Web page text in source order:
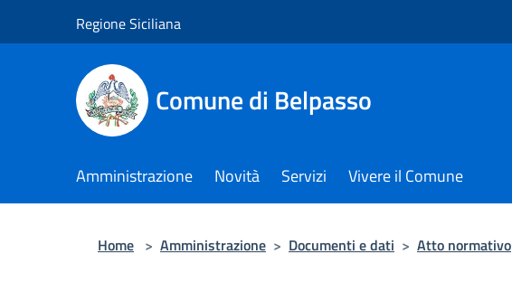
Regione Siciliana
Comune di Belpasso
Amministrazione Novità Servizi Vivere il Comune
Home > Amministrazione > Documenti e dati > Atto normativo